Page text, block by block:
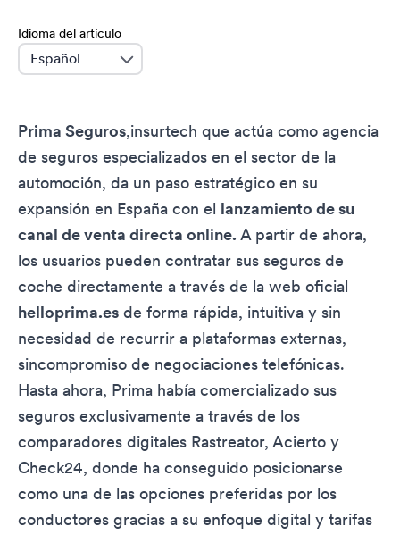
Idioma del artículo
language
Prima Seguros,insurtech que actúa como agencia
de seguros especializados en el sector de la
automoción, da un paso estratégico en su
expansión en España con el lanzamiento de su
canal de venta directa online. A partir de ahora,
los usuarios pueden contratar sus seguros de
coche directamente a través de la web oficial
helloprima.es de forma rápida, intuitiva y sin
necesidad de recurrir a plataformas externas,
sincompromiso de negociaciones telefónicas.
Hasta ahora, Prima había comercializado sus
seguros exclusivamente a través de los
comparadores digitales Rastreator, Acierto y
Check24, donde ha conseguido posicionarse
como una de las opciones preferidas por los
conductores gracias a su enfoque digital y tarifas